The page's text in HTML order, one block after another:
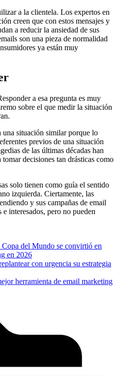
a la clientela. Los expertos en
creen que con estos mensajes y
a reducir la ansiedad de sus
son una pieza de normalidad
ya están muy
a esa pregunta es muy
sobre el que medir la situación
una situación similar porque lo
previos de una situación
de las últimas décadas han
decisiones tan drásticas como
solo tienen como guía el sentido
izquierda. Ciertamente, las
y sus campañas de email
interesados, pero no pueden
del Mundo se convirtió en
en 2026
con urgencia su estrategia
herramienta de email marketing